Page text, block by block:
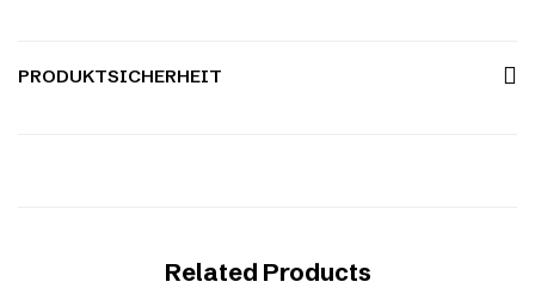
PRODUKTSICHERHEIT
Related Products